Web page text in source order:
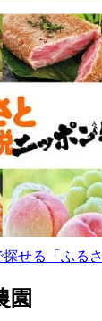
せる「ふる
園